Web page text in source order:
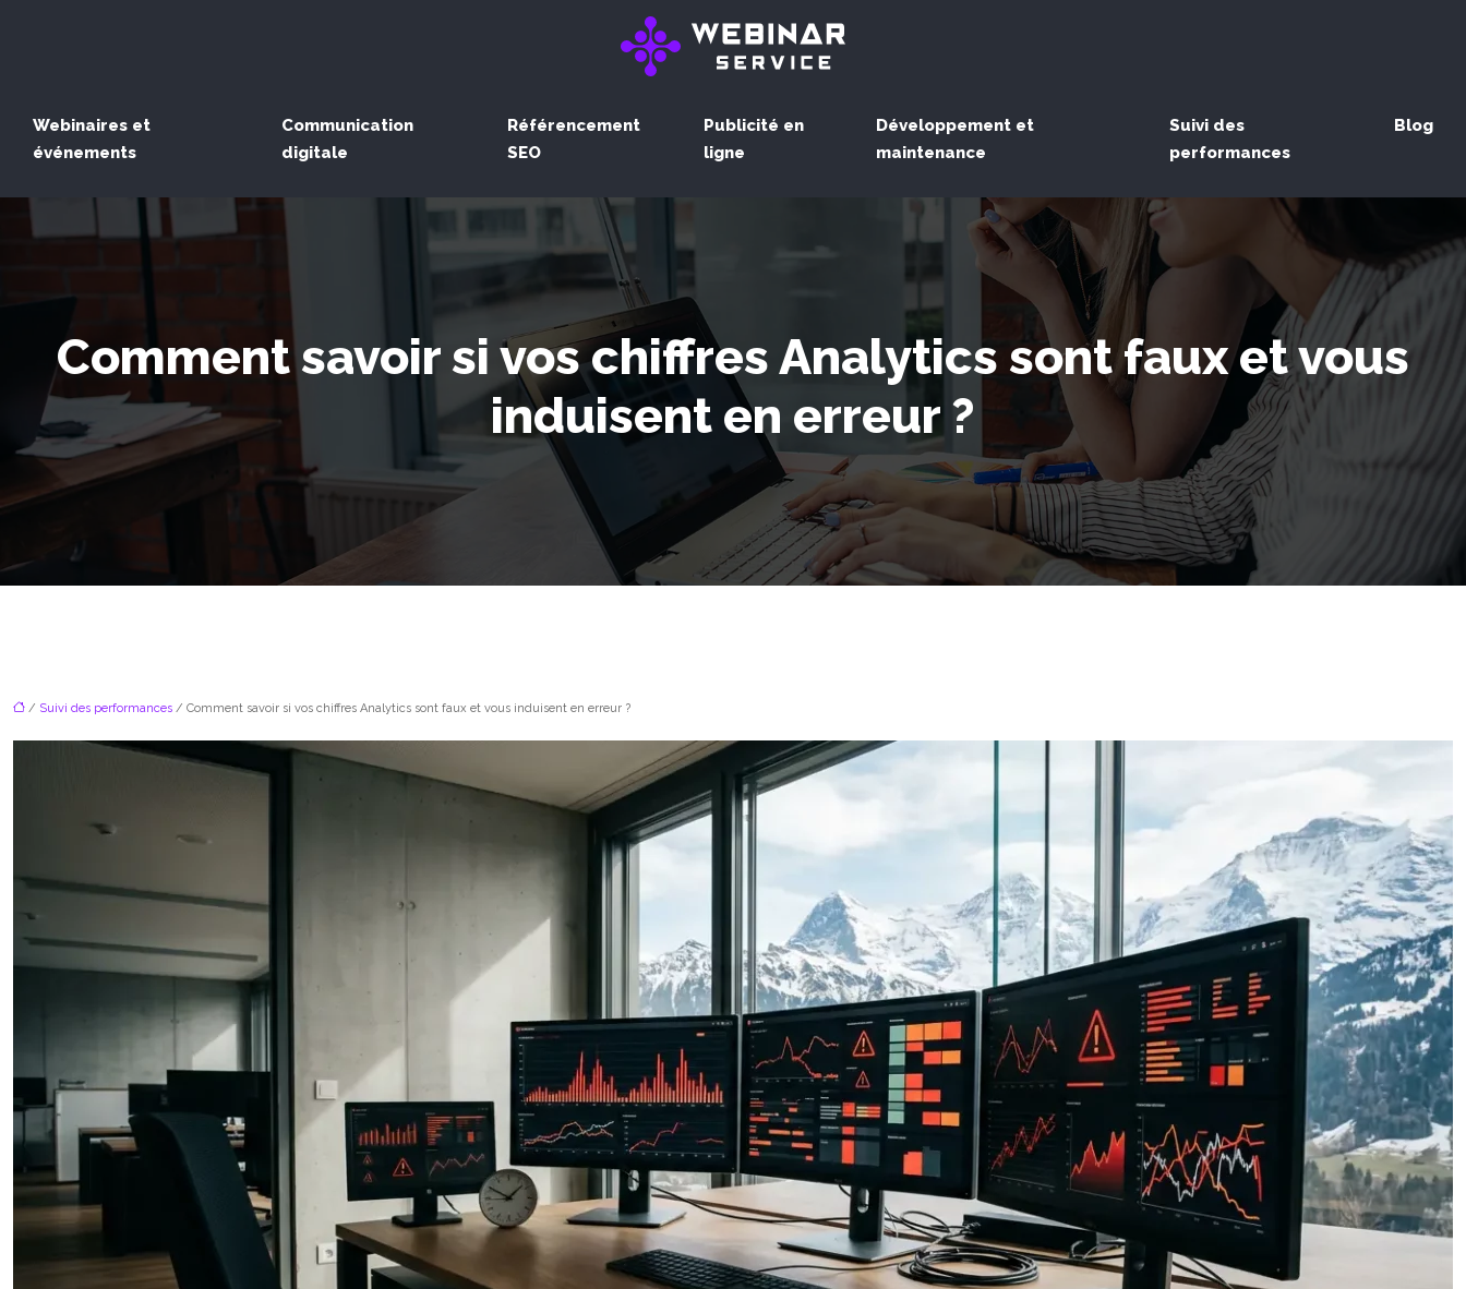
Webinaires et
événements
Communication
digitale
Référencement
SEO
Publicité en
ligne
Développement et
maintenance
Suivi des
performances
Blog
Comment savoir si vos chiffres Analytics sont faux et vous
induisent en erreur ?
/ Suivi des performances / Comment savoir si vos chiffres Analytics sont faux et vous induisent en erreur ?